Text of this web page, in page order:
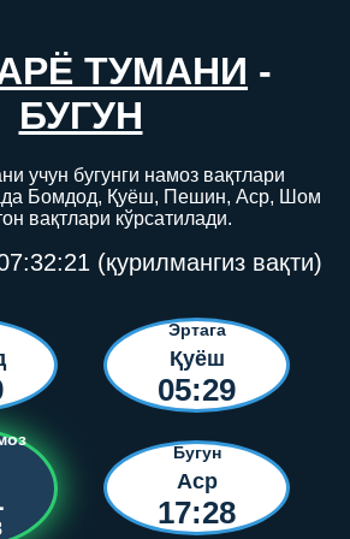
ТУМАНИ -
БУГУН
учун бугунги намоз вақтлари
Бомдод, Қуёш, Пешин, Аср, Шом
вақтлари кўрсатилади.
(қурилмангиз вақти)
Эртага
Қуёш
05:29
Бугун
Аср
17:28